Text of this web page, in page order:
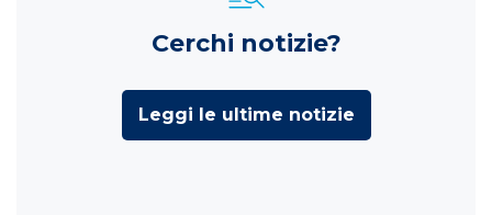
Cerchi notizie?
Leggi le ultime notizie